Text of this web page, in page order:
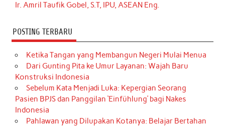
Ir. Amril Taufik Gobel, S.T, IPU, ASEAN Eng.
POSTING TERBARU
Ketika Tangan yang Membangun Negeri Mulai Menua
Dari Gunting Pita ke Umur Layanan: Wajah Baru
Konstruksi Indonesia
Sebelum Kata Menjadi Luka: Kepergian Seorang
Pasien BPJS dan Panggilan ‘Einfühlung’ bagi Nakes
Indonesia
Pahlawan yang Dilupakan Kotanya: Belajar Bertahan